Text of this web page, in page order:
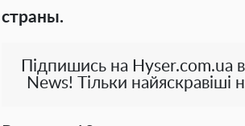
страны.
Підпишись на Hyser.com.ua
News! Тільки найяскравіші